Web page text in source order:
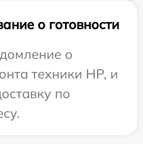
о готовности
о
техники HP, и
по